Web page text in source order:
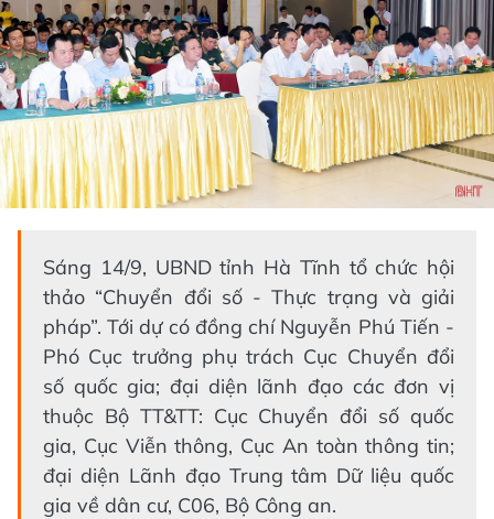
Sáng 14/9, UBND tỉnh Hà Tĩnh tổ chức hội
thảo “Chuyển đổi số - Thực trạng và giải
pháp”. Tới dự có đồng chí Nguyễn Phú Tiến -
Phó Cục trưởng phụ trách Cục Chuyển đổi
số quốc gia; đại diện lãnh đạo các đơn vị
thuộc Bộ TT&TT: Cục Chuyển đổi số quốc
gia, Cục Viễn thông, Cục An toàn thông tin;
đại diện Lãnh đạo Trung tâm Dữ liệu quốc
gia về dân cư, C06, Bộ Công an.